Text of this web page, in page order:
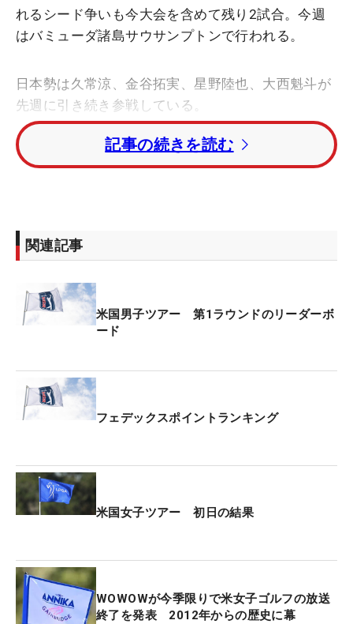
れるシード争いも今大会を含めて残り2試合。今週
はバミューダ諸島サウサンプトンで行われる。
日本勢は久常涼、金谷拓実、星野陸也、大西魁斗が
先週に引き続き参戦している。
第1ラウンドは、日没によりサスペンデッドとなっ
たが、金谷が「66」をマークし、首位と1打差の5ア
上へ幸先のいいスタートとなった。
タイで競技を終えている。ランキング190位の星野
も3アンダー・暫定8位でホールアウト。同200位の
大西は15番ホールまで消化し、1アンダー・暫定28
暫定首位はアダム・ハドウィン（カナダ）。1打差
に金谷と ブラーデン・ソーンベリー（米国）が続い
記事の続きを読む
関連記事
米国男子ツアー 第1ラウンドのリーダーボ
ード
フェデックスポイントランキング
米国女子ツアー 初日の結果
WOWOWが今季限りで米女子ゴルフの放送
終了を発表 2012年からの歴史に幕